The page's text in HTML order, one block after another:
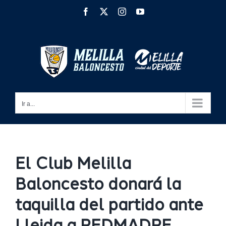
Facebook InstagramYouTube
Ir a...
El Club Melilla
Baloncesto donará la
taquilla del partido ante